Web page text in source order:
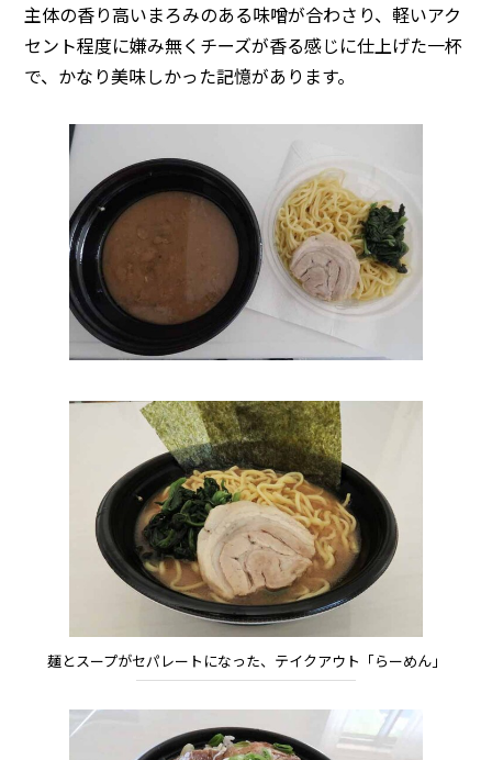
主体の香り高いまろみのある味噌が合わさり、軽いアク
セント程度に嫌み無くチーズが香る感じに仕上げた一杯
で、かなり美味しかった記憶があります。
麺とスープがセパレートになった、テイクアウト「らーめん」